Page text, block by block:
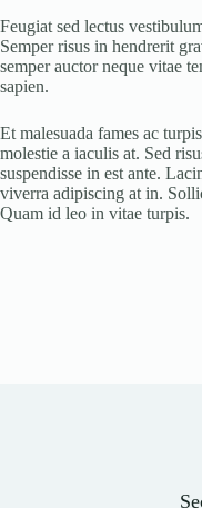
Feugiat sed lectus
Semper risus in hendrerit
semper auctor neque vitae
sapien.
Et malesuada fames ac
molestie a iaculis at. Sed
suspendisse in est ante.
viverra adipiscing at in.
Quam id leo in vitae turpis.